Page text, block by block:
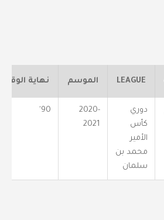
LEAGUE الموسم نهاية الوقت
دوري
كأس
الأمير
محمد بن
سلمان
2020-
2021
90'